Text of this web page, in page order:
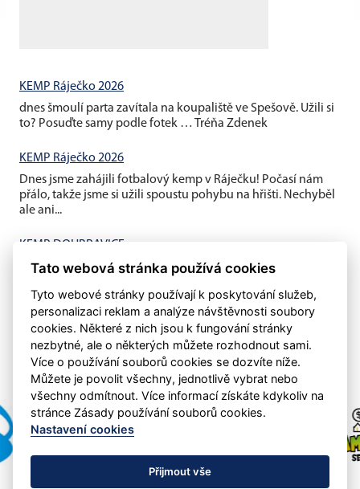
KEMP Ráječko 2026
dnes šmoulí parta zavítala na koupaliště ve Spešově. Užili si
to? Posuďte samy podle fotek … Tréňa Zdenek
KEMP Ráječko 2026
Dnes jsme zahájili fotbalový kemp v Ráječku! Počasí nám
přálo, takže jsme si užili spoustu pohybu na hřišti. Nechyběl
ale ani...
KEMP DOUBRAVICE
V pátek jsme ukončili závěrečným fotbalovým minigolfem a
Tato webová stránka používá cookies
Tyto webové stránky používají k poskytování služeb,
personalizaci reklam a analýze návštěvnosti soubory
cookies. Některé z nich jsou k fungování stránky
nezbytné, ale o některých můžete rozhodnout sami.
Více o používání souborů cookies se dozvíte níže.
Můžete je povolit všechny, jednotlivě vybrat nebo
všechny odmítnout. Více informací získáte kdykoliv na
stránce Zásady používání souborů cookies.
Nastavení cookies
Přijmout vše